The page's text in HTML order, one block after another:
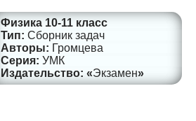
Физика 10-11 класс
Сборник задач
Громцева
УМК
Экзамен